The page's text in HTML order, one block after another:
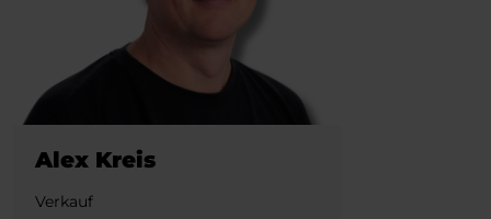
Alex Kreis
Verkauf